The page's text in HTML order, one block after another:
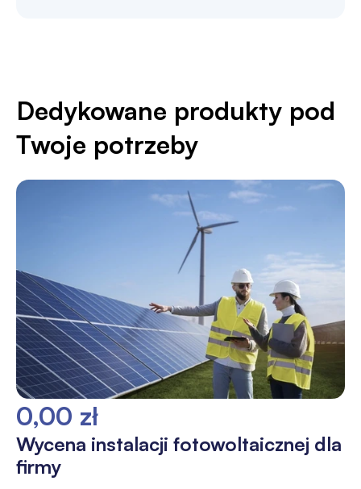
Dedykowane produkty pod
Twoje potrzeby
0,00 zł
Wycena instalacji fotowoltaicznej dla
firmy